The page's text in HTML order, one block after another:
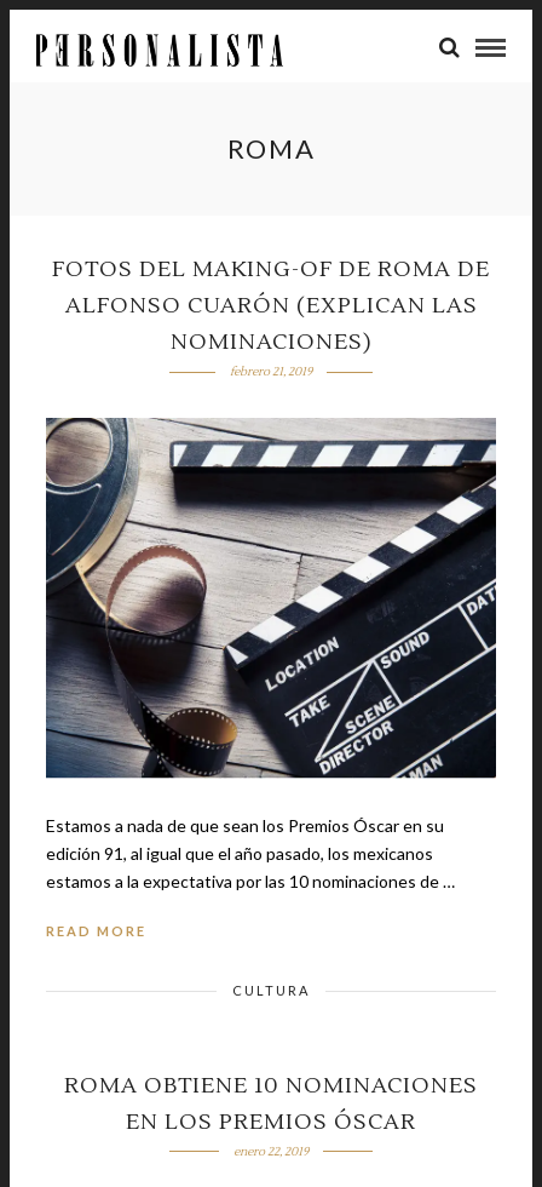
ROMA
FOTOS DEL MAKING-OF DE ROMA DE
ALFONSO CUARÓN (EXPLICAN LAS
NOMINACIONES)
febrero 21, 2019
Estamos a nada de que sean los Premios Óscar en su
edición 91, al igual que el año pasado, los mexicanos
estamos a la expectativa por las 10 nominaciones de …
READ MORE
CULTURA
ROMA OBTIENE 10 NOMINACIONES
EN LOS PREMIOS ÓSCAR
enero 22, 2019